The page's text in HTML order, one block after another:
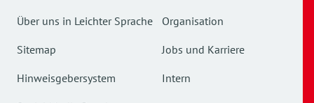
Über uns in Leichter Sprache
Sitemap
Hinweisgebersystem
Organisation
Jobs und Karriere
Intern